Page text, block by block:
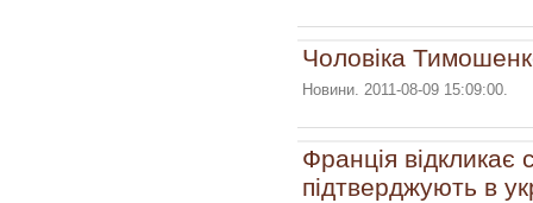
Чоловіка
Новини. 2011-08-09 15:09:00.
Франція відкликає
підтверджують в